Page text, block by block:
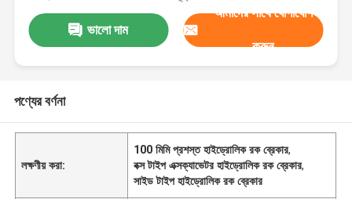
ভালো দাম
আমাদের সাথে যোগাযোগ
করুন
পণ্যের বর্ণনা
লক্ষণীয় করা:
100 মিমি প্রশস্ত হাইড্রোলিক রক ব্রেকার,
বক্স টাইপ এক্সক্যাভেটর হাইড্রোলিক রক ব্রেকার,
সাইড টাইপ হাইড্রোলিক রক ব্রেকার